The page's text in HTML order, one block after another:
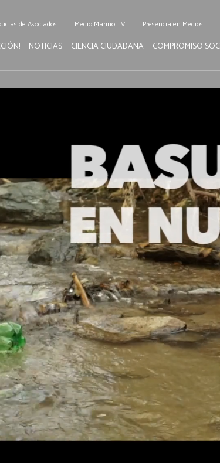
de Asociados Medio Marino TV Presencia en Medios
NOTICIAS CIENCIA CIUDADANA COMPROMISO